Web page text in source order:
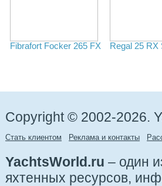
Fibrafort Focker 265 FX Regal 25 RX
Copyright © 2002-2026.
Стать клиентом Реклама и контакты
YachtsWorld.ru – один
яхтенных ресурсов,